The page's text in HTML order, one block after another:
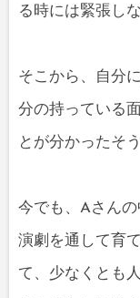
る時には緊張し
そこから、自分
分の持っている
とが分かったそ
今でも、Aさんの
演劇を通して育
て、少なくとも